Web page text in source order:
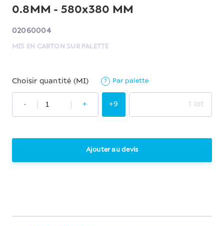
0.8MM - 580x380 MM
02060004
MIS EN CARTON SUR PALETTE
Choisir quantité (MI) ? Par palette
- + +9 1 lot
Ajouter au devis